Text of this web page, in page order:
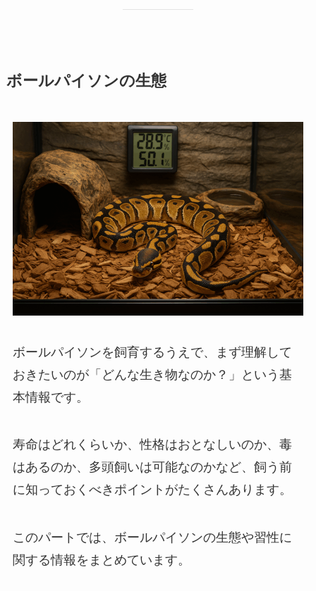
ボールパイソンの生態
ボールパイソンを飼育するうえで、まず理解して
おきたいのが「どんな生き物なのか？」という基
本情報です。
寿命はどれくらいか、性格はおとなしいのか、毒
はあるのか、多頭飼いは可能なのかなど、飼う前
に知っておくべきポイントがたくさんあります。
このパートでは、ボールパイソンの生態や習性に
関する情報をまとめています。